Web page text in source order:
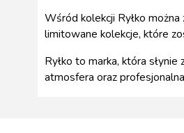
Wśród kolekcji Ryłko
limitowane kolekcje, które
Ryłko to marka, która
atmosfera oraz